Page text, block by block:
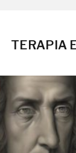
TERAPIA